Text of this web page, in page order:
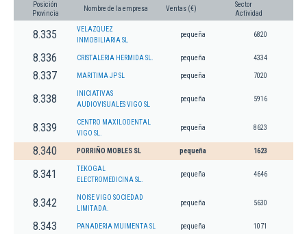
Posición
Provincia
Nombre de la empresa Ventas (€)
Sector
Actividad
8.335
VELAZQUEZ
INMOBILIARIA SL
pequeña 6820
8.336 CRISTALERIA HERMIDA SL. pequeña 4334
8.337 MARITIMA JP SL pequeña 7020
8.338
INICIATIVAS
AUDIOVISUALES VIGO SL
pequeña 5916
8.339
CENTRO MAXILODENTAL
VIGO SL.
pequeña 8623
8.340 PORRIÑO MOBLES SL pequeña 1623
8.341
TEKOGAL
ELECTROMEDICINA SL.
pequeña 4646
8.342
NOISE VIGO SOCIEDAD
LIMITADA.
pequeña 5630
8.343 PANADERIA MUIMENTA SL pequeña 1071